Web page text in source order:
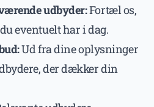
udbyder:Fortæl os,
eventuelt har i dag.
Ud fra dine oplysninger
der dækker din